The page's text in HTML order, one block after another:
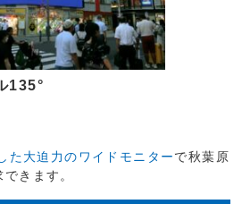
135°
た大迫力のワイドモニターで秋葉原
きます。